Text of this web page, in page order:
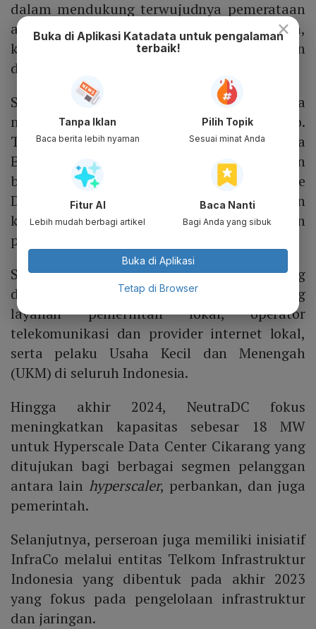
dalam mendukung terwujudnya pemerataan
akses konektivitas di seluruh Indonesia,
khususnya di wilayah Tertinggal, Terdepan
dan Terluar (3T).
Setelah inisiatif FMC, Perseroan juga
mempersiapkan implementasi strategi DCCo.
Telkom melalui anak usahanya Telkom Data
Ekosistem (NeutraDC) fokus mengembangkan
bisnis Hyperscale Data Center dan Enterprise
Data Center untuk melayani kebutuhan
korporasi besar dari berbagai segmen
pelanggan.
Sementara itu, Edge Data Center yang
dimiliki difokuskan untuk mendukung
layanan pemerintah lokal, operator
telekomunikasi dan provider internet lokal,
serta pelaku Usaha Kecil dan Menengah
(UKM) di seluruh Indonesia.
Hingga akhir 2024, NeutraDC fokus
meningkatkan kapasitas sebesar 18 MW
untuk Hyperscale Data Center Cikarang yang
ditujukan bagi berbagai segmen pelanggan
antara lain hyperscaler, perbankan, dan juga
pemerintah.
Selanjutnya, perseroan juga memiliki inisiatif
InfraCo melalui entitas Telkom Infrastruktur
Indonesia yang dibentuk pada akhir 2023
yang fokus pada pengelolaan infrastruktur
dan jaringan.
×
Buka di Aplikasi Katadata untuk pengalaman
terbaik!
Tanpa Iklan
Baca berita lebih nyaman
Pilih Topik
Sesuai minat Anda
Fitur AI
Lebih mudah berbagi artikel
Baca Nanti
Bagi Anda yang sibuk
Buka di Aplikasi
Tetap di Browser